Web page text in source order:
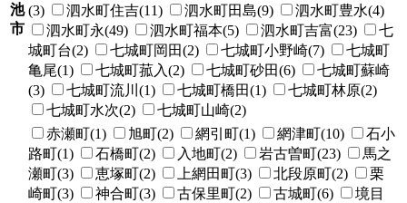
池
市
(3)
泗水町住吉(11) 泗水町田島(9)
泗水町豊水(4)
泗水町永(49)
泗水町福本(5) 泗水町吉富(23)
七
城町台(2)
七城町岡田(2) 七城町小野崎(7)
七城町
亀尾(1)
七城町菰入(2) 七城町砂田(6)
七城町蘇崎
(3)
七城町流川(1) 七城町橋田(1)
七城町林原(2)
七城町水次(2)
七城町山崎(2)
赤瀬町(1) 旭町(2) 網引町(1) 網津町(10)
石小
路町(1)
石橋町(2) 入地町(2) 岩古曽町(23)
馬之
瀬町(3)
恵塚町(2) 上網田町(3) 北段原町(2)
栗
崎町(3)
神合町(3) 古保里町(2) 古城町(6)
境目